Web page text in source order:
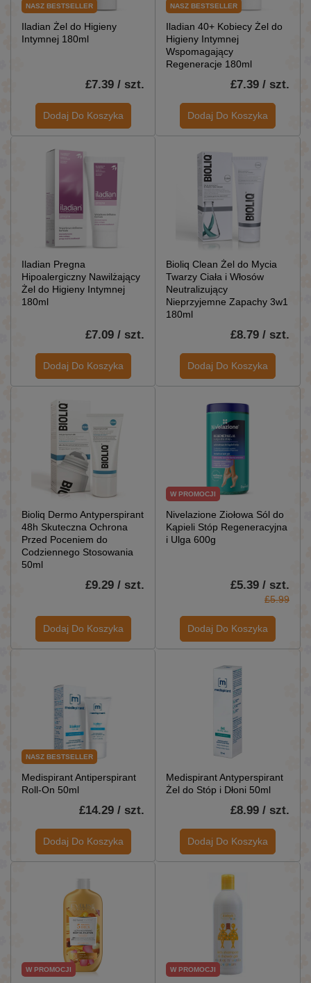
NASZ BESTSELLER
Iladian Żel do Higieny
Intymnej 180ml
£7.39 / szt.
Dodaj Do Koszyka
NASZ BESTSELLER
Iladian 40+ Kobiecy Żel do
Higieny Intymnej
Wspomagający
Regeneracje 180ml
£7.39 / szt.
Dodaj Do Koszyka
Iladian Pregna
Hipoalergiczny Nawilżający
Żel do Higieny Intymnej
180ml
£7.09 / szt.
Dodaj Do Koszyka
Bioliq Clean Żel do Mycia
Twarzy Ciała i Włosów
Neutralizujący
Nieprzyjemne Zapachy 3w1
180ml
£8.79 / szt.
Dodaj Do Koszyka
Bioliq Dermo Antyperspirant
48h Skuteczna Ochrona
Przed Poceniem do
Codziennego Stosowania
50ml
£9.29 / szt.
Dodaj Do Koszyka
W PROMOCJI
Nivelazione Ziołowa Sól do
Kąpieli Stóp Regeneracyjna
i Ulga 600g
£5.39 / szt.
£5.99
Dodaj Do Koszyka
NASZ BESTSELLER
Medispirant Antiperspirant
Roll-On 50ml
£14.29 / szt.
Dodaj Do Koszyka
Medispirant Antyperspirant
Żel do Stóp i Dłoni 50ml
£8.99 / szt.
Dodaj Do Koszyka
W PROMOCJI W PROMOCJI